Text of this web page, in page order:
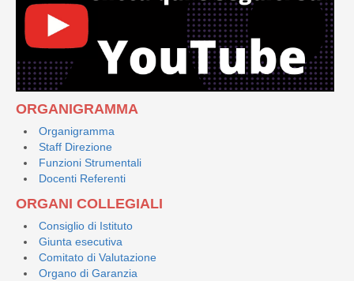
ORGANIGRAMMA
Organigramma
Staff Direzione
Funzioni Strumentali
Docenti Referenti
ORGANI COLLEGIALI
Consiglio di Istituto
Giunta esecutiva
Comitato di Valutazione
Organo di Garanzia